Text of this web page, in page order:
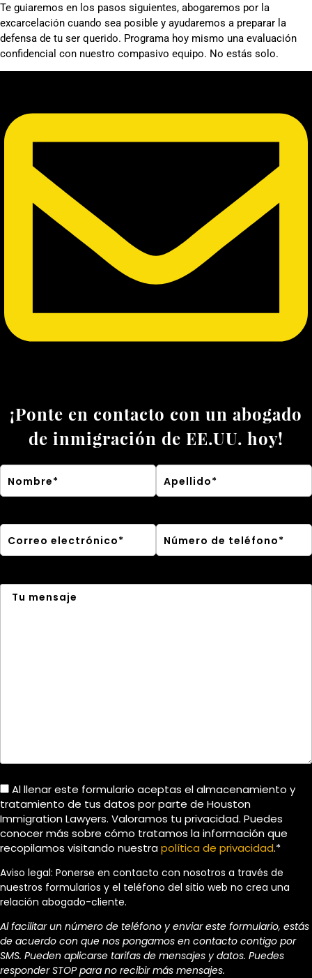
Te guiaremos en los pasos siguientes, abogaremos por la
excarcelación cuando sea posible y ayudaremos a preparar la
defensa de tu ser querido. Programa hoy mismo una evaluación
confidencial con nuestro compasivo equipo. No estás solo.
¡Ponte en contacto con un abogado
de inmigración de EE.UU. hoy!
Al llenar este formulario aceptas el almacenamiento y
tratamiento de tus datos por parte de Houston
Immigration Lawyers. Valoramos tu privacidad. Puedes
conocer más sobre cómo tratamos la información que
recopilamos visitando nuestrapolítica de privacidad.*
Aviso legal: Ponerse en contacto con nosotros a través de
nuestros formularios y el teléfono del sitio web no crea una
relación abogado-cliente.
Al facilitar un número de teléfono y enviar este formulario, estás
de acuerdo con que nos pongamos en contacto contigo por
SMS. Pueden aplicarse tarifas de mensajes y datos. Puedes
responder STOP para no recibir más mensajes.